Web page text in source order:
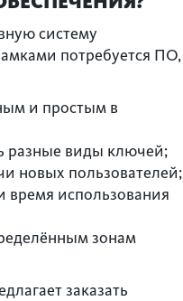
систему
потребуется ПО,
и простым в
разные виды ключей;
новых пользователей;
время использования
зонам
заказать